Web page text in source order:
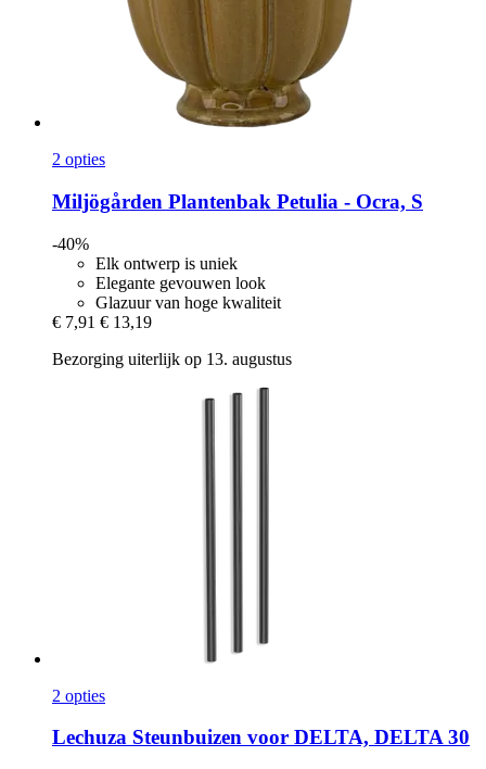
2 opties
Miljögården Plantenbak Petulia -​ Ocra, S
-40%
Elk ontwerp is uniek
Elegante gevouwen look
Glazuur van hoge kwaliteit
€ 7,91 € 13,19
Bezorging uiterlijk op 13. augustus
2 opties
Lechuza Steunbuizen voor DELTA, DELTA 30